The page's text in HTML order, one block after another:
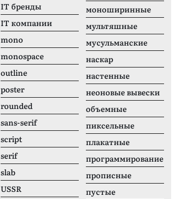
IT бренды
IT компании
mono
monospace
outline
poster
rounded
sans-serif
script
serif
slab
USSR
моноширинные
мультяшные
мусульманские
наскар
настенные
неоновые вывески
объемные
пиксельные
плакатные
программирование
прописные
пустые